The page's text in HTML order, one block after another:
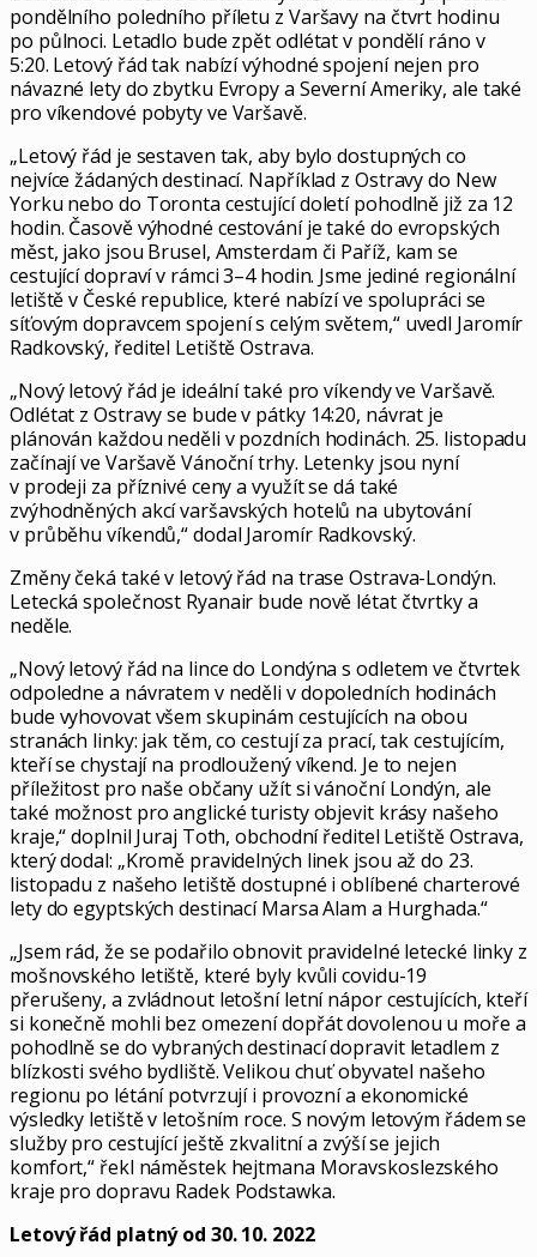
pondělního poledního příletu z Varšavy na čtvrt hodinu
po půlnoci. Letadlo bude zpět odlétat v pondělí ráno v
5:20. Letový řád tak nabízí výhodné spojení nejen pro
návazné lety do zbytku Evropy a Severní Ameriky, ale také
pro víkendové pobyty ve Varšavě.
„Letový řád je sestaven tak, aby bylo dostupných co
nejvíce žádaných destinací. Například z Ostravy do New
Yorku nebo do Toronta cestující doletí pohodlně již za 12
hodin. Časově výhodné cestování je také do evropských
měst, jako jsou Brusel, Amsterdam či Paříž, kam se
cestující dopraví v rámci 3–4 hodin. Jsme jediné regionální
letiště v České republice, které nabízí ve spolupráci se
síťovým dopravcem spojení s celým světem,“ uvedl Jaromír
Radkovský, ředitel Letiště Ostrava.
„Nový letový řád je ideální také pro víkendy ve Varšavě.
Odlétat z Ostravy se bude v pátky 14:20, návrat je
plánován každou neděli v pozdních hodinách. 25. listopadu
začínají ve Varšavě Vánoční trhy. Letenky jsou nyní
v prodeji za příznivé ceny a využít se dá také
zvýhodněných akcí varšavských hotelů na ubytování
v průběhu víkendů,“ dodal Jaromír Radkovský.
Změny čeká také v letový řád na trase Ostrava-Londýn.
Letecká společnost Ryanair bude nově létat čtvrtky a
neděle.
„Nový letový řád na lince do Londýna s odletem ve čtvrtek
odpoledne a návratem v neděli v dopoledních hodinách
bude vyhovovat všem skupinám cestujících na obou
stranách linky: jak těm, co cestují za prací, tak cestujícím,
kteří se chystají na prodloužený víkend. Je to nejen
příležitost pro naše občany užít si vánoční Londýn, ale
také možnost pro anglické turisty objevit krásy našeho
kraje,“ doplnil Juraj Toth, obchodní ředitel Letiště Ostrava,
který dodal: „Kromě pravidelných linek jsou až do 23.
listopadu z našeho letiště dostupné i oblíbené charterové
lety do egyptských destinací Marsa Alam a Hurghada.“
„Jsem rád, že se podařilo obnovit pravidelné letecké linky z
mošnovského letiště, které byly kvůli covidu-19
přerušeny, a zvládnout letošní letní nápor cestujících, kteří
si konečně mohli bez omezení dopřát dovolenou u moře a
pohodlně se do vybraných destinací dopravit letadlem z
blízkosti svého bydliště. Velikou chuť obyvatel našeho
regionu po létání potvrzují i provozní a ekonomické
výsledky letiště v letošním roce. S novým letovým řádem se
služby pro cestující ještě zkvalitní a zvýší se jejich
komfort,“ řekl náměstek hejtmana Moravskoslezského
kraje pro dopravu Radek Podstawka.
Letový řád platný od 30. 10. 2022